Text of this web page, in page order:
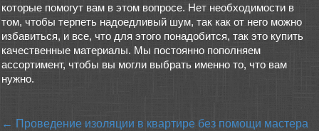
которые помогут вам в этом вопросе. Нет необходимости в
том, чтобы терпеть надоедливый шум, так как от него можно
избавиться, и все, что для этого понадобится, так это купить
качественные материалы. Мы постоянно пополняем
ассортимент, чтобы вы могли выбрать именно то, что вам
нужно.
← Проведение изоляции в квартире без помощи мастера